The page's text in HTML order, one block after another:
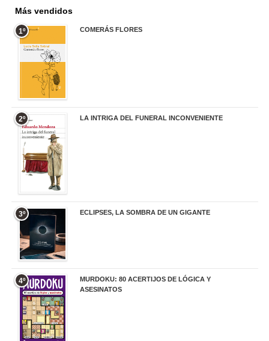
Más vendidos
1º COMERÁS FLORES
2º LA INTRIGA DEL FUNERAL INCONVENIENTE
3º ECLIPSES, LA SOMBRA DE UN GIGANTE
4º
MURDOKU: 80 ACERTIJOS DE LÓGICA Y
ASESINATOS